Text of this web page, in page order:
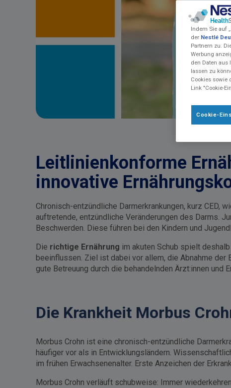
Leitlinienkonforme
innovative
Chronisch-entzündliche Darmerkrankungen, kurz CED,
auftretende, entzündliche Veränderungen des Darms.
Beschwerden. Diese führen bei den Kindern und
Die richtige Ernährung im akuten Schub spielt
beeinflussen. Ziel ist dabei vor allem, die Abnahme
gute Betreuung durch die behandelnden Ärzt:innen und
Die Krankheit Morbus
Morbus Crohn ist eine chronisch-entzündliche
häufiger vor als in Entwicklungsländern.
im frühen Erwachsenenalter. Erste Anzeichen der
Morbus Crohn verläuft schubweise: Immer
Indem Sie auf
der Nestlé
Partnern zu.
Werbung
den Daten aus
lassen zu
Cookies sowie
Link "Cookie-
Cookie-